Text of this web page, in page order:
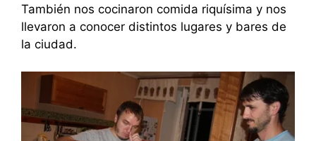
También nos cocinaron comida riquísima y nos
llevaron a conocer distintos lugares y bares de
la ciudad.